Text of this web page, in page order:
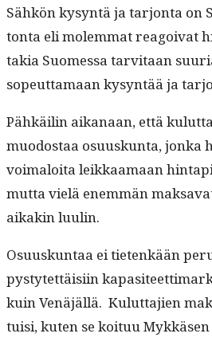
Sähkön kysyn­tä ja tar­jon­ta on
ton­ta eli molem­mat reagoi­vat
takia Suomes­sa tarvi­taan
sopeut­ta­maan kysyn­tää ja
Pähkäilin aikanaan, että
muo­dostaa osu­uskun­ta,
voimaloi­ta leikkaa­maan
mut­ta vielä enem­män
aikakin luulin.
Osu­uskun­taa ei tietenkään
pystytet­täisi­in
kuin Venäjäl­lä. Kulut­ta­jien
tu­isi, kuten se koituu